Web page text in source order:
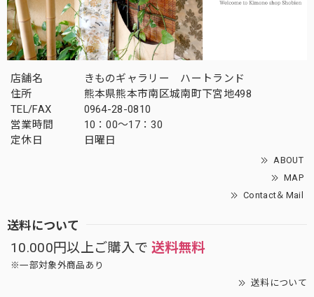
店舗名
きものギャラリー ハートランド
住所
熊本県熊本市南区城南町下宮地498
TEL/FAX
0964-28-0810
営業時間
10：00～17：30
定休日
日曜日
ABOUT
MAP
Contact＆Mail
送料について
10.000円以上ご購入で 送料無料
※一部対象外商品あり
送料について